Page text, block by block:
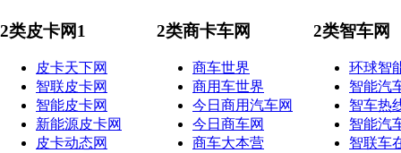
2类皮卡网1
皮卡天下网
智联皮卡网
智能皮卡网
新能源皮卡网
皮卡动态网
2类商卡车网
商车世界
商用车世界
今日商用汽车网
今日商车网
商车大本营
2类智车网
环球智
智能汽
智车热
智能汽
智联车